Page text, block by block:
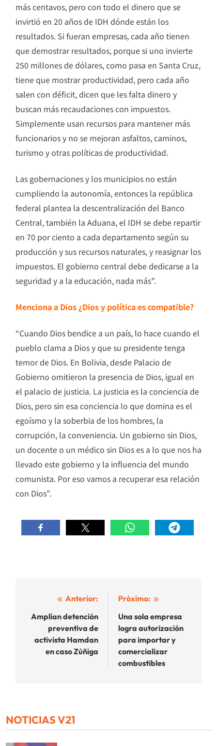
más centavos, pero con todo el dinero que se
invirtió en 20 años de IDH dónde están los
resultados. Si fueran empresas, cada año tienen
que demostrar resultados, porque si uno invierte
250 millones de dólares, como pasa en Santa Cruz,
tiene que mostrar productividad, pero cada año
salen con déficit, dicen que les falta dinero y
buscan más recaudaciones con impuestos.
Simplemente usan recursos para mantener más
funcionarios y no se mejoran asfaltos, caminos,
turismo y otras políticas de productividad.
Las gobernaciones y los municipios no están
cumpliendo la autonomía, entonces la república
federal plantea la descentralización del Banco
Central, también la Aduana, el IDH se debe repartir
en 70 por ciento a cada departamento según su
producción y sus recursos naturales, y reasignar los
impuestos. El gobierno central debe dedicarse a la
seguridad y a la educación, nada más”.
Menciona a Dios ¿Dios y política es compatible?
“Cuando Dios bendice a un país, lo hace cuando el
pueblo clama a Dios y que su presidente tenga
temor de Dios. En Bolivia, desde Palacio de
Gobierno omitieron la presencia de Dios, igual en
el palacio de justicia. La justicia es la conciencia de
Dios, pero sin esa conciencia lo que domina es el
egoísmo y la soberbia de los hombres, la
corrupción, la conveniencia. Un gobierno sin Dios,
un docente o un médico sin Dios es a lo que nos ha
llevado este gobierno y la influencia del mundo
comunista. Por eso vamos a recuperar esa relación
con Dios”.
Navegación
de
entradas
Anterior:
Amplían detención
preventiva de
activista Hamdan
en caso Zúñiga
Próximo:
Una sola empresa
logra autorización
para importar y
comercializar
combustibles
NOTICIAS V21